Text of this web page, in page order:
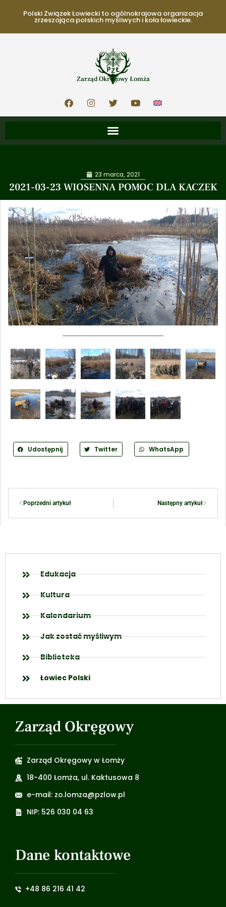
Polski Związek Łowiecki to ogólnokrajowa organizacja
zrzeszająca polskich myśliwych i koła łowieckie.
Zarząd Okręgowy Łomża
2021-03-23 WIOSENNA POMOC DLA KACZEK
23 marca, 2021
Udostępnij Twitter WhatsApp
Poprzedni artykuł Następny artykuł
Edukacja
Kultura
Kalendarium
Jak zostać myśliwym
Biblioteka
Łowiec Polski
Zarząd Okręgowy
Zarząd Okręgowy w Łomży
18-400 Łomża, ul. Kaktusowa 8
e-mail: zo.lomza@pzlow.pl
NIP: 526 030 04 63
Dane kontaktowe
+48 86 216 41 42